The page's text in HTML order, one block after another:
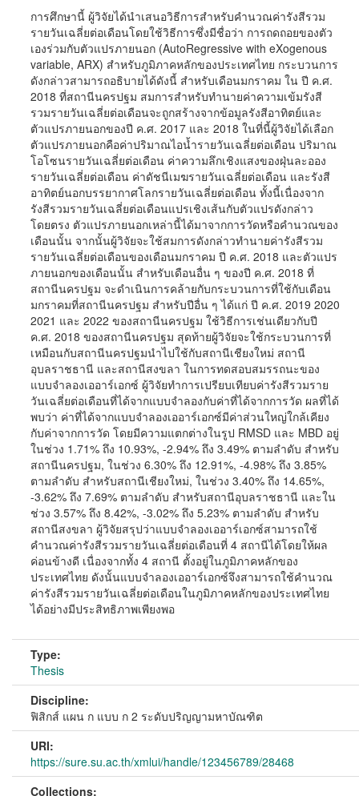
การศึกษานี้ ผู้วิจัยได้นำเสนอวิธีการสำหรับคำนวณค่ารังสีรวม
รายวันเฉลี่ยต่อเดือนโดยใช้วิธีการซึ่งมีชื่อว่า การถดถอยของตัว
เองร่วมกับตัวแปรภายนอก (AutoRegressive with eXogenous
variable, ARX) สำหรับภูมิภาคหลักของประเทศไทย กระบวนการ
ดังกล่าวสามารถอธิบายได้ดังนี้ สำหรับเดือนมกราคม ใน ปี ค.ศ.
2018 ที่สถานีนครปฐม สมการสำหรับทำนายค่าความเข้มรังสี
รวมรายวันเฉลี่ยต่อเดือนจะถูกสร้างจากข้อมูลรังสีอาทิตย์และ
ตัวแปรภายนอกของปี ค.ศ. 2017 และ 2018 ในที่นี้ผู้วิจัยได้เลือก
ตัวแปรภายนอกคือค่าปริมาณไอน้ำรายวันเฉลี่ยต่อเดือน ปริมาณ
โอโซนรายวันเฉลี่ยต่อเดือน ค่าความลึกเชิงแสงของฝุ่นละออง
รายวันเฉลี่ยต่อเดือน ค่าดัชนีเมฆรายวันเฉลี่ยต่อเดือน และรังสี
อาทิตย์นอกบรรยากาศโลกรายวันเฉลี่ยต่อเดือน ทั้งนี้เนื่องจาก
รังสีรวมรายวันเฉลี่ยต่อเดือนแปรเชิงเส้นกับตัวแปรดังกล่าว
โดยตรง ตัวแปรภายนอกเหล่านี้ได้มาจากการวัดหรือคำนวณของ
เดือนนั้น จากนั้นผู้วิจัยจะใช้สมการดังกล่าวทำนายค่ารังสีรวม
รายวันเฉลี่ยต่อเดือนของเดือนมกราคม ปี ค.ศ. 2018 และตัวแปร
ภายนอกของเดือนนั้น สำหรับเดือนอื่น ๆ ของปี ค.ศ. 2018 ที่
สถานีนครปฐม จะดำเนินการคล้ายกับกระบวนการที่ใช้กับเดือน
มกราคมที่สถานีนครปฐม สำหรับปีอื่น ๆ ได้แก่ ปี ค.ศ. 2019 2020
2021 และ 2022 ของสถานีนครปฐม ใช้วิธีการเช่นเดียวกับปี
ค.ศ. 2018 ของสถานีนครปฐม สุดท้ายผู้วิจัยจะใช้กระบวนการที่
เหมือนกับสถานีนครปฐมนำไปใช้กับสถานีเชียงใหม่ สถานี
อุบลราชธานี และสถานีสงขลา ในการทดสอบสมรรถนะของ
แบบจำลองเออาร์เอกซ์ ผู้วิจัยทำการเปรียบเทียบค่ารังสีรวมราย
วันเฉลี่ยต่อเดือนที่ได้จากแบบจำลองกับค่าที่ได้จากการวัด ผลที่ได้
พบว่า ค่าที่ได้จากแบบจำลองเออาร์เอกซ์มีค่าส่วนใหญ่ใกล้เคียง
กับค่าจากการวัด โดยมีความแตกต่างในรูป RMSD และ MBD อยู่
ในช่วง 1.71% ถึง 10.93%, -2.94% ถึง 3.49% ตามลำดับ สำหรับ
สถานีนครปฐม, ในช่วง 6.30% ถึง 12.91%, -4.98% ถึง 3.85%
ตามลำดับ สำหรับสถานีเชียงใหม่, ในช่วง 3.40% ถึง 14.65%,
-3.62% ถึง 7.69% ตามลำดับ สำหรับสถานีอุบลราชธานี และใน
ช่วง 3.57% ถึง 8.42%, -3.02% ถึง 5.23% ตามลำดับ สำหรับ
สถานีสงขลา ผู้วิจัยสรุปว่าแบบจำลองเออาร์เอกซ์สามารถใช้
คำนวณค่ารังสีรวมรายวันเฉลี่ยต่อเดือนที่ 4 สถานีได้โดยให้ผล
ค่อนข้างดี เนื่องจากทั้ง 4 สถานี ตั้งอยู่ในภูมิภาคหลักของ
ประเทศไทย ดังนั้นแบบจำลองเออาร์เอกซ์จึงสามารถใช้คำนวณ
ค่ารังสีรวมรายวันเฉลี่ยต่อเดือนในภูมิภาคหลักของประเทศไทย
ได้อย่างมีประสิทธิภาพเพียงพอ
Type:
Thesis
Discipline:
ฟิสิกส์ แผน ก แบบ ก 2 ระดับปริญญามหาบัณฑิต
URI:
https://sure.su.ac.th/xmlui/handle/123456789/28468
Collections: